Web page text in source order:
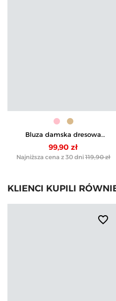
Bluza damska dresowa
bawełniana luźna ocieplana
99,90 zł
Najniższa cena z 30 dni 119,90 zł
KLIENCI KUPILI
favorite_border